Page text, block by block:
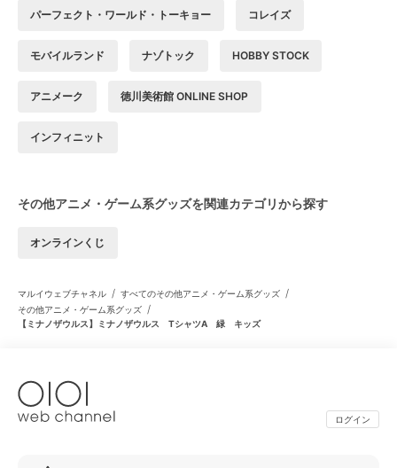
パーフェクト・ワールド・トーキョー コレイズ
モバイルランド ナゾトック HOBBY STOCK
アニメーク 徳川美術館 ONLINE SHOP
インフィニット
その他アニメ・ゲーム系グッズを関連カテゴリから探す
オンラインくじ
マルイウェブチャネル / すべてのその他アニメ・ゲーム系グッズ /
その他アニメ・ゲーム系グッズ /
【ミナノザウルス】ミナノザウルス TシャツA 緑 キッズ
ログイン